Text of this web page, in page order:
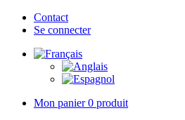
Contact
Se connecter
Mon panier0 produit